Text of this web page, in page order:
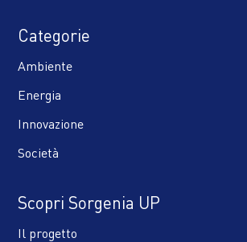
Categorie
Ambiente
Energia
Innovazione
Società
Scopri Sorgenia UP
Il progetto